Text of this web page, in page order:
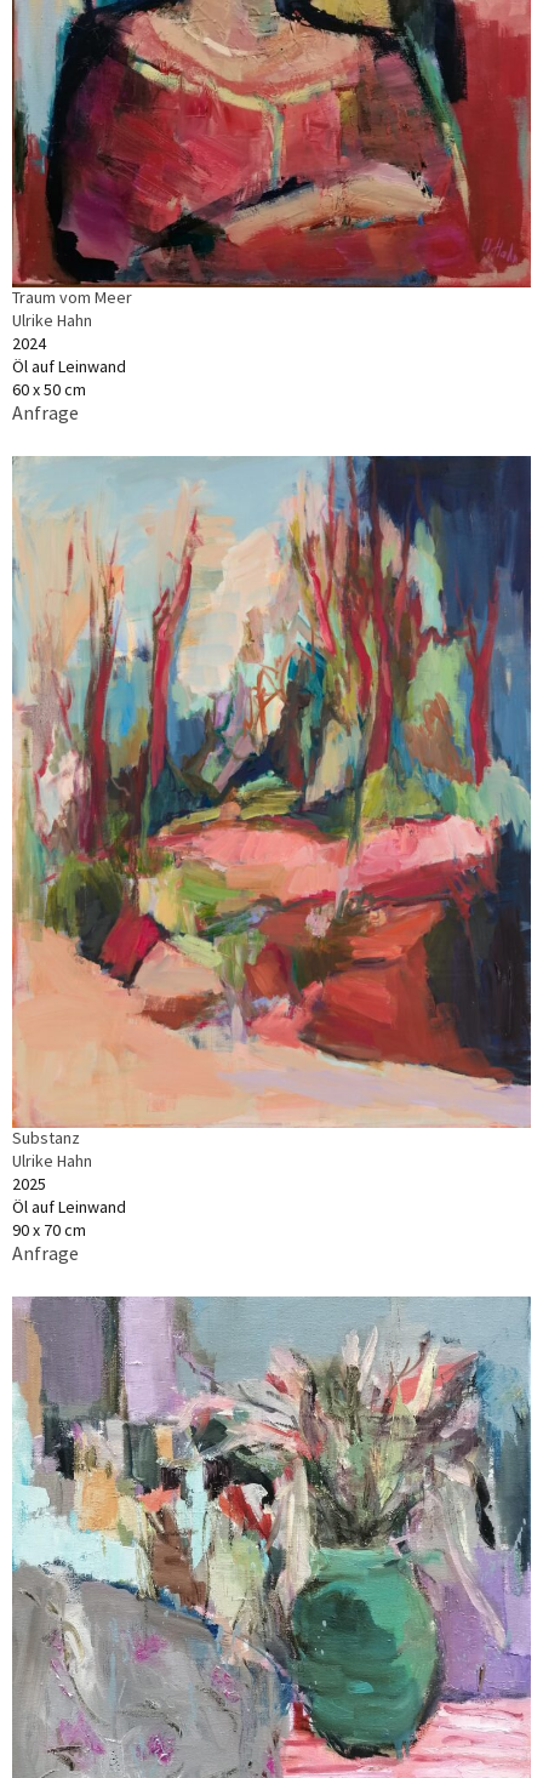
Traum vom Meer
Ulrike Hahn
2024
Öl auf Leinwand
60 x 50 cm
Anfrage
Substanz
Ulrike Hahn
2025
Öl auf Leinwand
90 x 70 cm
Anfrage